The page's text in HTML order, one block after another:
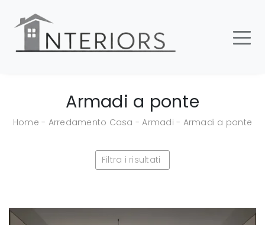
Armadi a ponte
Home - Arredamento Casa -Armadi - Armadi a ponte
Filtra i risultati